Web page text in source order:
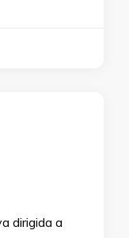
dirigida a